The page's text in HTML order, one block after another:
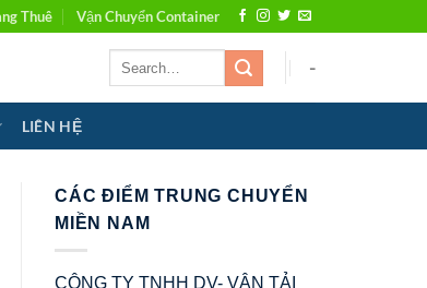
Thuê Vận Chuyển Container
-
LIÊN HỆ
CÁC ĐIỂM TRUNG CHUYỂN
MIỀN NAM
CÔNG TY TNHH DV- VẬN TẢI